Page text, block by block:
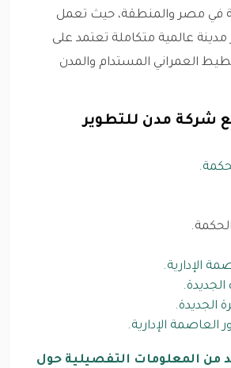
في مصر والمنطقة، حيث تعمل
عالمية متكاملة تعتمد على
العمراني المستدام والمدن
شركة مدن للتطوير
الإدارية.
الجديدة.
العاصمة الإدارية.
المعلومات التفصيلية حول